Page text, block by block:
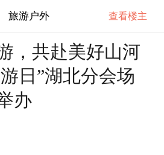
旅游户外 查看楼主
，共赴美好山河
日”湖北分会场
办